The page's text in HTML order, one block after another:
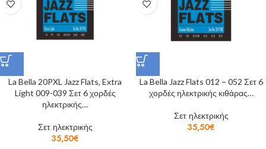
La Bella 20PXL Jazz Flats, Extra
Light 009-039 Σετ 6 χορδές
ηλεκτρικής…
Σετ ηλεκτρικής
35,50€
La Bella Jazz Flats 012 – 052 Σετ 6
χορδές ηλεκτρικής κιθάρας…
Σετ ηλεκτρικής
35,50€